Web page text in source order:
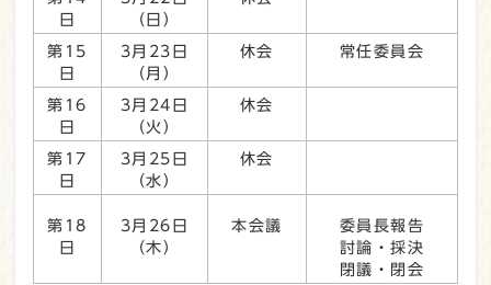
日
（日）
第15
日
3月23日
（月）
休会 常任委員会
第16
日
3月24日
（火）
休会
第17
日
3月25日
（水）
休会
第18
日
3月26日
（木）
本会議
委員長報告
討論・採決
閉議・閉会